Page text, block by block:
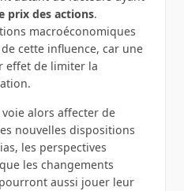
prix des actions.
macroéconomiques
cette influence, car une
effet de limiter la
voie alors affecter de
nouvelles dispositions
les perspectives
les changements
aussi jouer leur